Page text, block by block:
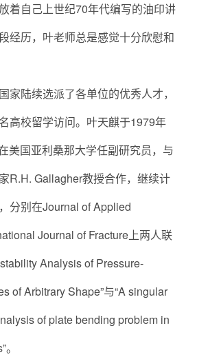
着自己上世纪70年代编写的油印讲
经历，叶老师总是感觉十分欣慰和
家陆续选派了各单位的优秀人才，
高校留学访问。叶天麒于1979年
美国亚利桑那大学任副研究员，与
R.H. Gallagher教授合作，继续计
分别在Journal of Applied
Journal of Fracture上两人联
Analysis of Pressure-
of Arbitrary Shape”与“A singular
of plate bending problem in